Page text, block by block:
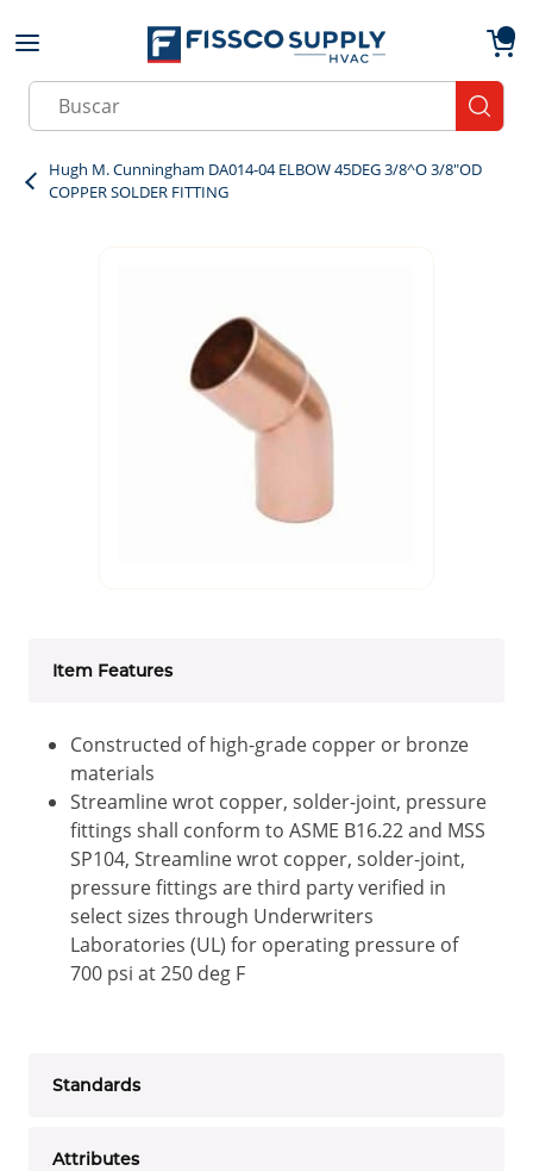
Skip to main content
Site Search
Hugh M. Cunningham DA014-04 ELBOW 45DEG 3/8^O 3/8"OD
COPPER SOLDER FITTING
Item Features
Constructed of high-grade copper or bronze
materials
Streamline wrot copper, solder-joint, pressure
fittings shall conform to ASME B16.22 and MSS
SP104, Streamline wrot copper, solder-joint,
pressure fittings are third party verified in
select sizes through Underwriters
Laboratories (UL) for operating pressure of
700 psi at 250 deg F
Standards
Attributes